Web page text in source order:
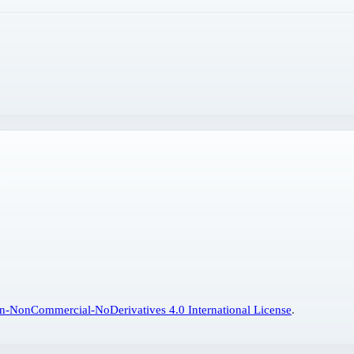
NonCommercial-NoDerivatives 4.0 International License.